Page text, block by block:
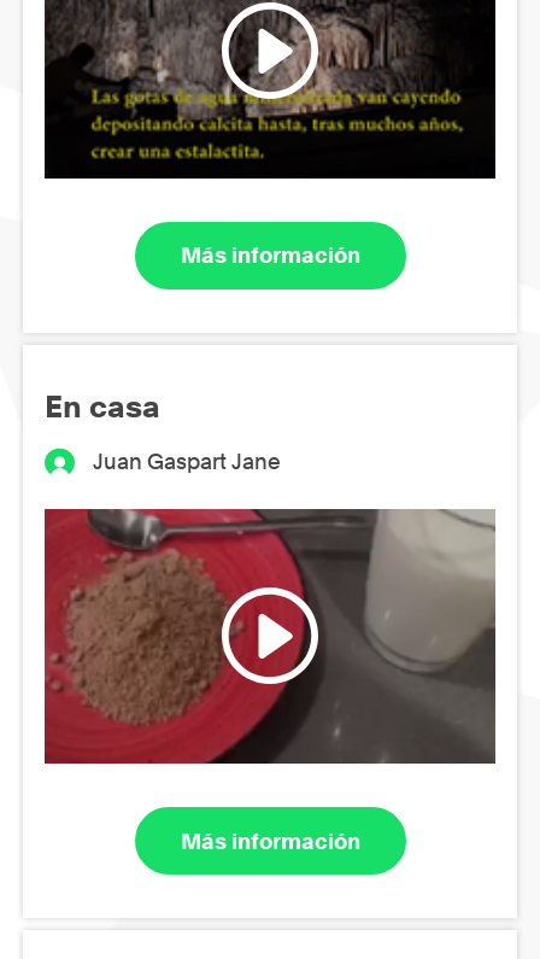
Más información
En casa
Juan Gaspart Jane
Más información